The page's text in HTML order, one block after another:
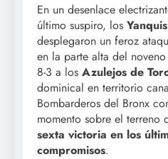
En un desenlace
último suspiro, los
desplegaron un feroz
en la parte alta del
8-3 a los Azulejos de
dominical en territorio
Bombarderos del Bronx
momento sobre el terreno
sexta victoria en los
compromisos.